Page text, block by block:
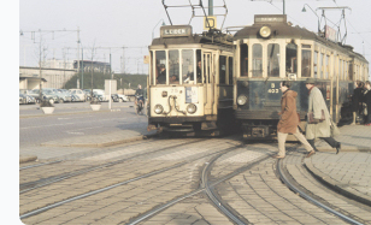
Over
de
NVBS
Wegwijzer
Mijn
NVBS